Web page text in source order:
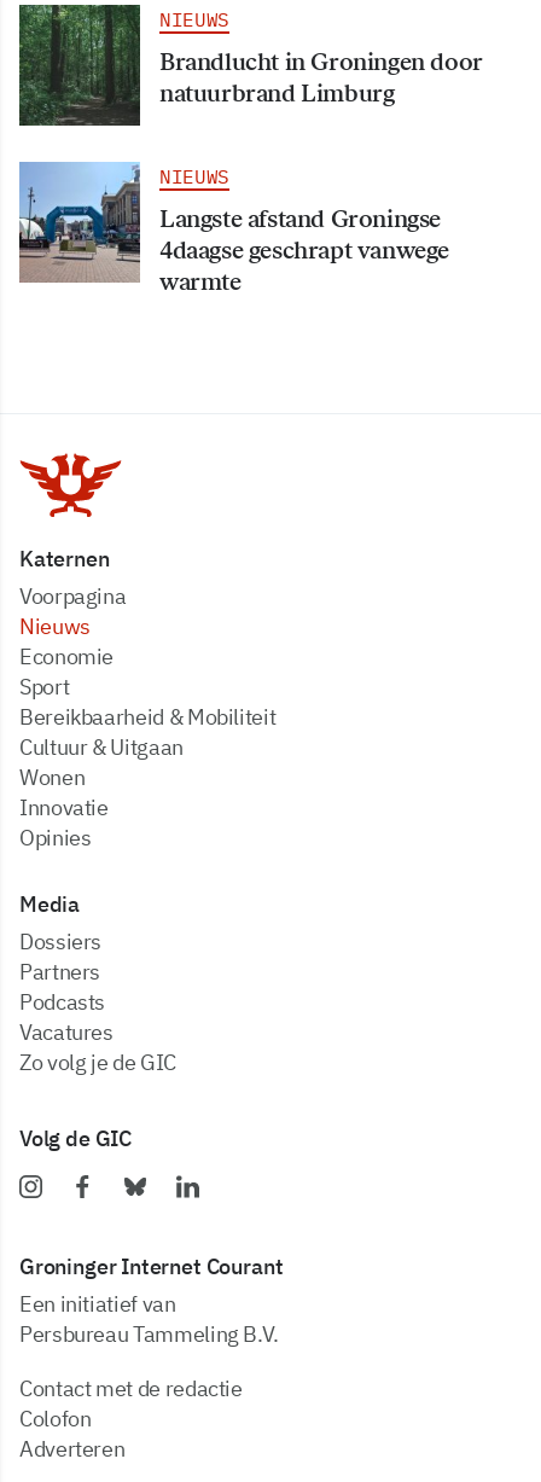
NIEUWS
Brandlucht in Groningen door
natuurbrand Limburg
NIEUWS
Langste afstand Groningse
4daagse geschrapt vanwege
warmte
Katernen
Voorpagina
Nieuws
Economie
Sport
Bereikbaarheid & Mobiliteit
Cultuur & Uitgaan
Wonen
Innovatie
Opinies
Media
dossiers
partners
podcasts
vacatures
zo volg je de GIC
Volg de GIC
Groninger Internet Courant
Een initiatief van
Persbureau Tammeling B.V.
Contact met de redactie
Colofon
Adverteren